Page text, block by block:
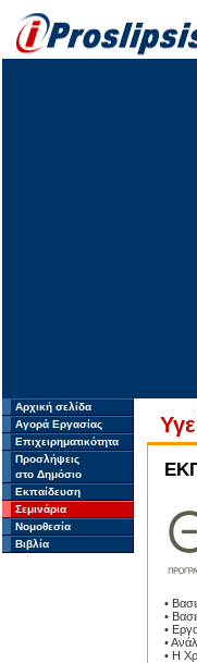
Αρχική σελίδα
Αγορά Εργασίας
Επιχειρηματικότητα
Προσλήψεις
στο Δημόσιο
Εκπαίδευση
Σεμινάρια
Νομοθεσία
Βιβλία
•
•
•
•
• Η